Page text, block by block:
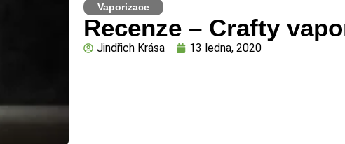
Vaporizace
Recenze – Crafty
Jindřich Krása 13 ledna, 2020